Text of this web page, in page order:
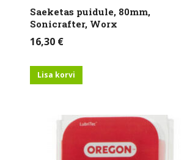
Saeketas puidule, 80mm,
Sonicrafter, Worx
16,30 €
Lisa korvi